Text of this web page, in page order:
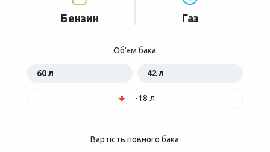
Бензин Газ
Об'єм бака
60 л 42 л
-18 л
Вартість повного бака